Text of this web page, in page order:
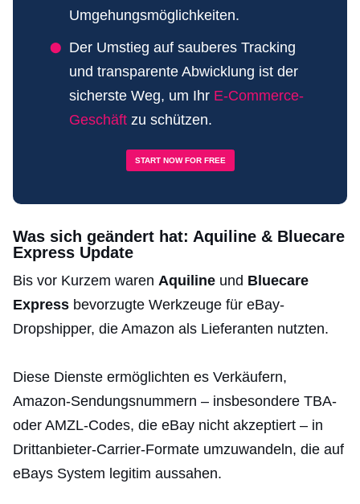
Umgehungsmöglichkeiten.
Der Umstieg auf sauberes Tracking
und transparente Abwicklung ist der
sicherste Weg, um Ihr E-Commerce-
Geschäft zu schützen.
START NOW FOR FREE
Was sich geändert hat: Aquiline & Bluecare
Express Update
Bis vor Kurzem waren Aquiline und Bluecare
Express bevorzugte Werkzeuge für eBay-
Dropshipper, die Amazon als Lieferanten nutzten.
Diese Dienste ermöglichten es Verkäufern,
Amazon-Sendungsnummern – insbesondere TBA-
oder AMZL-Codes, die eBay nicht akzeptiert – in
Drittanbieter-Carrier-Formate umzuwandeln, die auf
eBays System legitim aussahen.